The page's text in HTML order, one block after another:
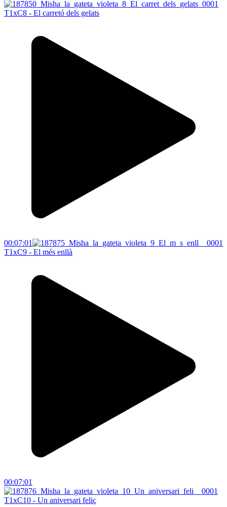
T1xC8 - El carretó dels gelats
00:07:01
T1xC9 - El més enllà
00:07:01
T1xC10 - Un aniversari feliç